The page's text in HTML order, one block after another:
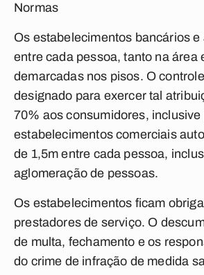
Normas
Os estabelecimentos bancários
entre cada pessoa, tanto na
demarcadas nos pisos. O
designado para exercer tal
70% aos consumidores,
estabelecimentos comerciais
de 1,5m entre cada pessoa,
aglomeração de pessoas.
Os estabelecimentos ficam
prestadores de serviço. O
de multa, fechamento e os
do crime de infração de medida